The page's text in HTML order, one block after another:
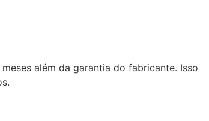
além da garantia do fabricante. Isso